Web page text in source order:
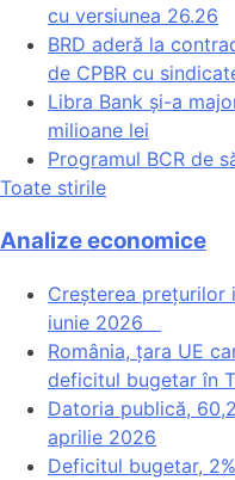
cu versiunea 26.26
BRD aderă la
de CPBR cu
Libra Bank și-a
milioane lei
Programul BCR de
Toate stirile
Analize economice
Creșterea prețurilor
iunie 2026
România, țara UE
deficitul bugetar în
Datoria publică,
aprilie 2026
Deficitul bugetar,